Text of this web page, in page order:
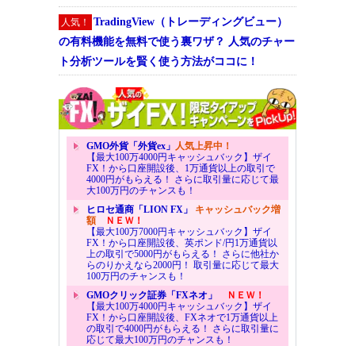
人気！
TradingView（トレーディングビュー）
の有料機能を無料で使う裏ワザ？ 人気のチャー
ト分析ツールを賢く使う方法がココに！
GMO外貨「外貨ex」 人気上昇中！
【最大100万4000円キャッシュバック】ザイ
FX！から口座開設後、1万通貨以上の取引で
4000円がもらえる！ さらに取引量に応じて最
大100万円のチャンスも！
ヒロセ通商「LION FX」 キャッシュバック増
額ＮＥＷ！
【最大100万7000円キャッシュバック】ザイ
FX！から口座開設後、英ポンド/円1万通貨以
上の取引で5000円がもらえる！ さらに他社か
らのりかえなら2000円！ 取引量に応じて最大
100万円のチャンスも！
GMOクリック証券「FXネオ」
ＮＥＷ！
【最大100万4000円キャッシュバック】ザイ
FX！から口座開設後、FXネオで1万通貨以上
の取引で4000円がもらえる！ さらに取引量に
応じて最大100万円のチャンスも！